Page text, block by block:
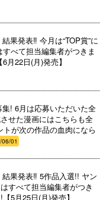
果発表‼ 今月は“TOP賞”に
べて担当編集者がつきま
22日(月)発売】
! 6月は応募いただいた全
せた漫画にはこちらも全
が次の作品の血肉になら
06/01
結果発表‼ 5作品入選!! ヤン
すべて担当編集者がつき
5月25日(月)発売】